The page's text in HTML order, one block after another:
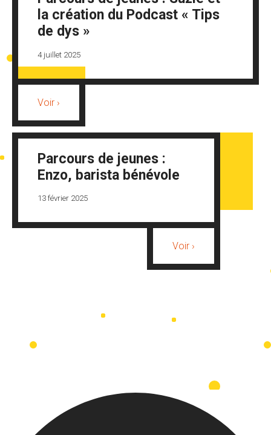
la création du Podcast « Tips
de dys »
4 juillet 2025
Voir ›
Parcours de jeunes :
Enzo, barista bénévole
13 février 2025
Voir ›